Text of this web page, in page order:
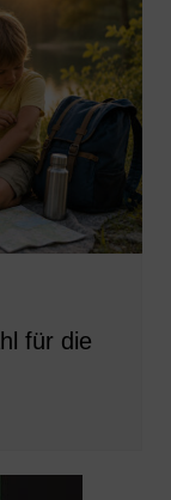
für die